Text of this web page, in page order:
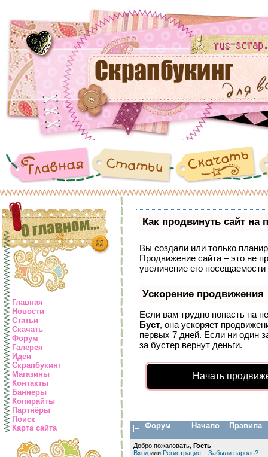
Главная
Новости
Статьи
Скачать
Форум
Галерея
Идеи
Скрапбукинг
Магазины
Контакты
Баннеры
Копирайты
Партнёры
Поиск
Карта сайта
Как продвинуть сайт на
Вы создали или только
Продвижение сайта – это не
увеличение его
Ускорение продвижения
Если вам трудно попасть на
Буст, она ускоряет
первых 7 дней. Если ни один
за бустер вернут деньги.
Начать
Форум Начало Правила
Добро пожаловать, Гость
Вход или Регистрация Забыли пароль?